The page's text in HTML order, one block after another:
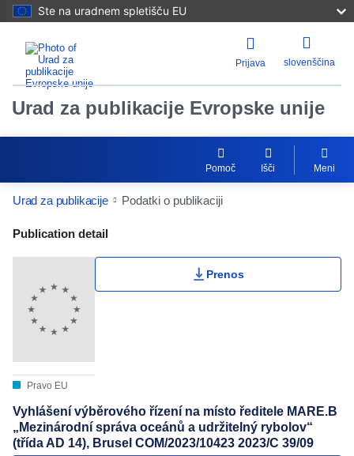
Ste na uradnem spletišču EU
Prijava slovenščina
Urad za publikacije Evropske unije
Pomoč Išči Meni
Urad za publikacije Podatki o publikaciji
Publication Detail Actions Portlet
Publication detail
Pravo EU
Prenos
Vyhlášení výběrového řízení na místo ředitele MARE.B
„Mezinárodní správa oceánů a udržitelný rybolov“
(třída AD 14), Brusel COM/2023/10423 2023/C 39/09